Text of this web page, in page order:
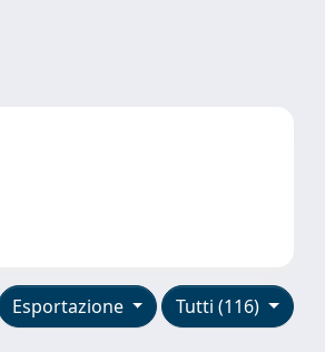
Tutti (116)
Esportazione